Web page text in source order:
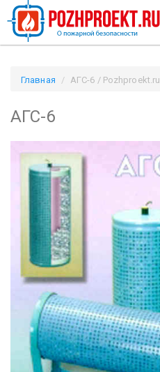
Главная АГС-6 / Pozhproekt.ru
АГС-6